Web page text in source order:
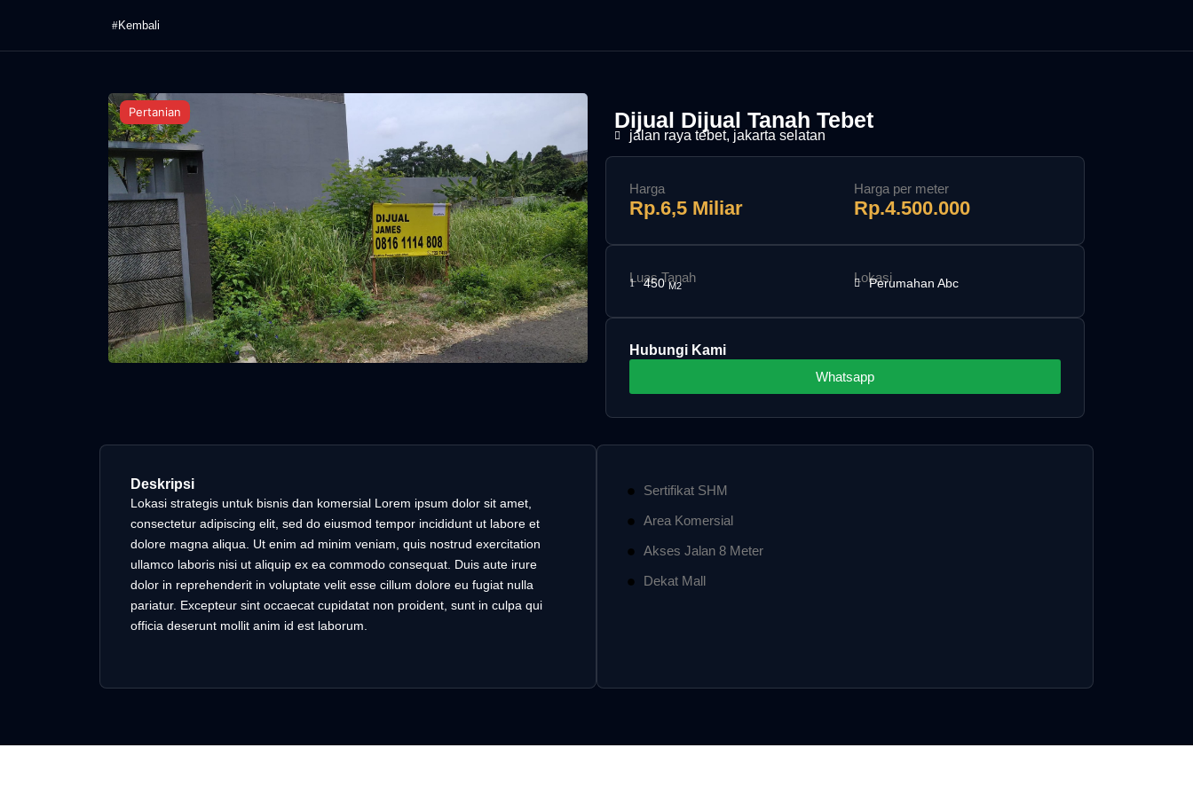
content
Kembali
Pertanian Dijual Dijual Tanah Tebet
jalan raya tebet, jakarta selatan
Harga
Rp.6,5 Miliar
Harga per meter
Rp.4.500.000
Luas Tanah
450M2
Lokasi
Perumahan Abc
Hubungi Kami
Whatsapp
Deskripsi
Lokasi strategis untuk bisnis dan komersial Lorem ipsum dolor sit amet,
consectetur adipiscing elit, sed do eiusmod tempor incididunt ut labore et
dolore magna aliqua. Ut enim ad minim veniam, quis nostrud exercitation
ullamco laboris nisi ut aliquip ex ea commodo consequat. Duis aute irure
dolor in reprehenderit in voluptate velit esse cillum dolore eu fugiat nulla
pariatur. Excepteur sint occaecat cupidatat non proident, sunt in culpa qui
officia deserunt mollit anim id est laborum.
Sertifikat SHM
Area Komersial
Akses Jalan 8 Meter
Dekat Mall